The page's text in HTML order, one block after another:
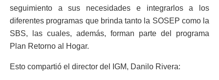
seguimiento a sus necesidades e integrarlos a los
diferentes programas que brinda tanto la SOSEP como la
SBS, las cuales, además, forman parte del programa
Plan Retorno al Hogar.
Esto compartió el director del IGM, Danilo Rivera: